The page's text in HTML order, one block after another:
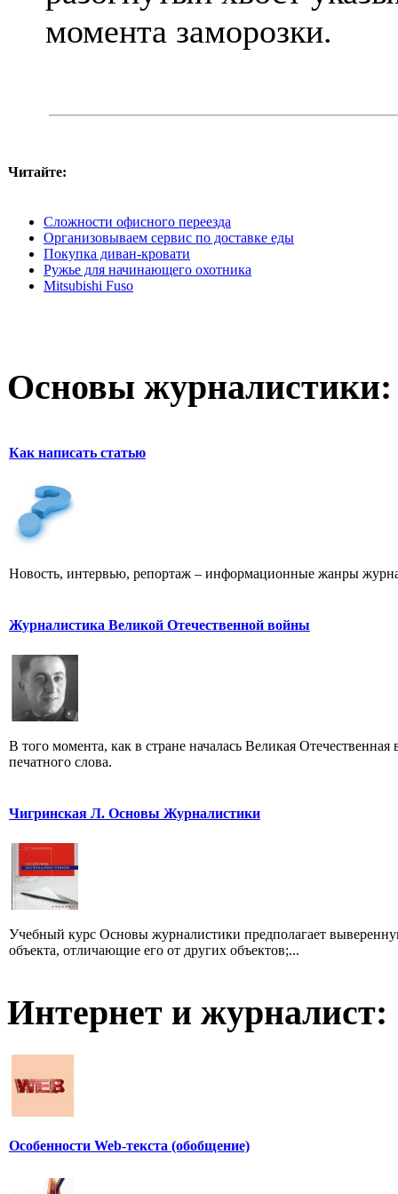
момента заморозки.
Читайте:
Сложности офисного переезда
Организовываем сервис по доставке еды
Покупка диван-кровати
Ружье для начинающего охотника
Mitsubishi Fuso
Основы журналистики:
Как написать статью
Новость, интервью, репортаж – информационные жанры
Журналистика Великой Отечественной войны
В того момента, как в стране началась Великая
печатного слова.
Чигринская Л. Основы Журналистики
Учебный курс Основы журналистики предполагает
объекта, отличающие его от других объектов;...
Интернет и журналист:
Особенности Web-текста (обобщение)